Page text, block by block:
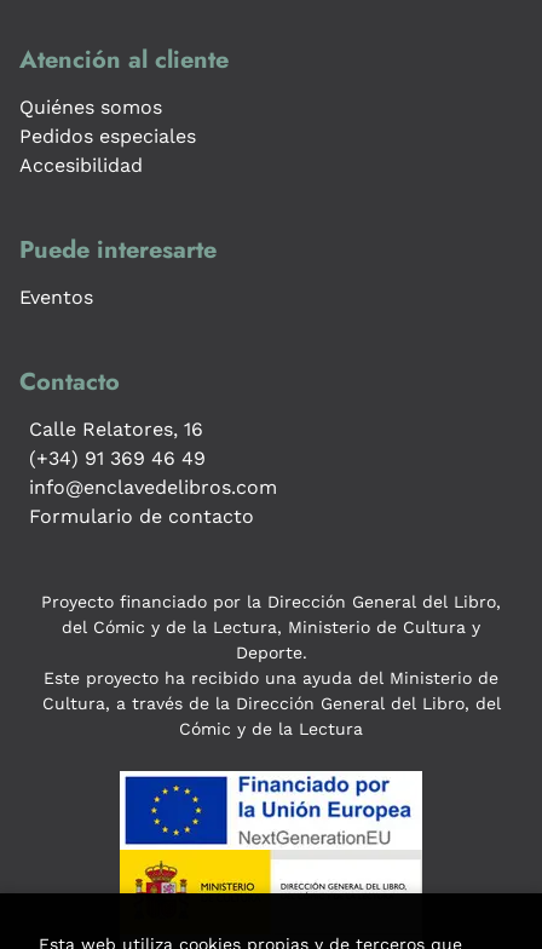
Atención al cliente
Quiénes somos
Pedidos especiales
Accesibilidad
Puede interesarte
Eventos
Contacto
Calle Relatores, 16
(+34) 91 369 46 49
info@enclavedelibros.com
Formulario de contacto
Proyecto financiado por la Dirección General del Libro,
del Cómic y de la Lectura, Ministerio de Cultura y
Deporte.
Este proyecto ha recibido una ayuda del Ministerio de
Cultura, a través de la Dirección General del Libro, del
Cómic y de la Lectura
Esta web utiliza cookies propias y de terceros que